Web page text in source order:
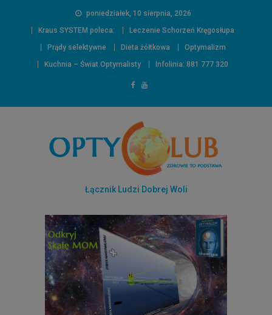
poniedziałek, 10 sierpnia, 2026
Kraus SYSTEM poleca:
Leczenie Schorzeń Kręgosłupa
Prądy selektywne
Dieta żółtkowa
Optymalizm
Kuchnia – Świat Optymalisty
Infolinia: 881 777 320
Łącznik Ludzi Dobrej Woli